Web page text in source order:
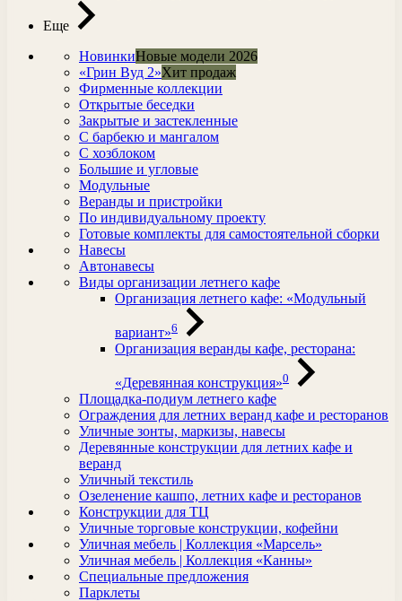
Еще
НовинкиНовые модели 2026
«Грин Вуд 2»Хит продаж
Фирменные коллекции
Открытые беседки
Закрытые и застекленные
С барбекю и мангалом
С хозблоком
Большие и угловые
Модульные
Веранды и пристройки
По индивидуальному проекту
Готовые комплекты для самостоятельной сборки
Навесы
Автонавесы
Виды организации летнего кафе
Организация летнего кафе: «Модульный
вариант»6
Организация веранды кафе, ресторана:
«Деревянная конструкция»0
Площадка-подиум летнего кафе
Ограждения для летних веранд кафе и ресторанов
Уличные зонты, маркизы, навесы
Деревянные конструкции для летних кафе и
веранд
Уличный текстиль
Озеленение кашпо, летних кафе и ресторанов
Конструкции для ТЦ
Уличные торговые конструкции, кофейни
Уличная мебель | Коллекция «Марсель»
Уличная мебель | Коллекция «Канны»
Специальные предложения
Парклеты